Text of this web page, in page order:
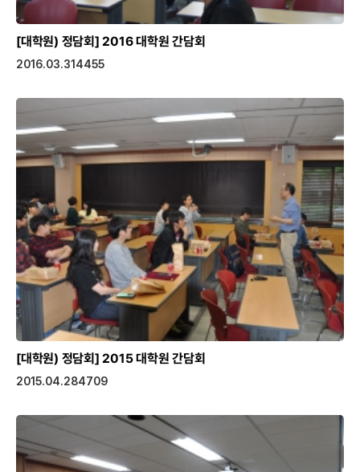
[대학원) 정담회] 2016 대학원 간담회
2016.03.31 4455
[대학원) 정담회] 2015 대학원 간담회
2015.04.284709